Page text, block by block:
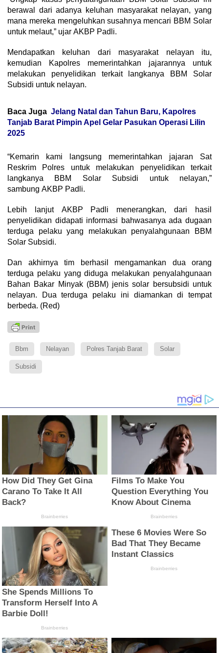
berawal dari adanya keluhan masyarakat nelayan, yang
mana mereka mengeluhkan susahnya mencari BBM Solar
untuk melaut,” ujar AKBP Padli.
Mendapatkan keluhan dari masyarakat nelayan itu,
kemudian Kapolres memerintahkan jajarannya untuk
melakukan penyelidikan terkait langkanya BBM Solar
Subsidi untuk nelayan.
Baca Juga Jelang Natal dan Tahun Baru, Kapolres
Tanjab Barat Pimpin Apel Gelar Pasukan Operasi Lilin
2025
“Kemarin kami langsung memerintahkan jajaran Sat
Reskrim Polres untuk melakukan penyelidikan terkait
langkanya BBM Solar Subsidi untuk nelayan,”
sambung AKBP Padli.
Lebih lanjut AKBP Padli menerangkan, dari hasil
penyelidikan didapati informasi bahwasanya ada dugaan
terduga pelaku yang melakukan penyalahgunaan BBM
Solar Subsidi.
Dan akhirnya tim berhasil mengamankan dua orang
terduga pelaku yang diduga melakukan penyalahgunaan
Bahan Bakar Minyak (BBM) jenis solar bersubsidi untuk
nelayan. Dua terduga pelaku ini diamankan di tempat
berbeda. (Red)
Bbm Nelayan Polres Tanjab Barat Solar
Subsidi